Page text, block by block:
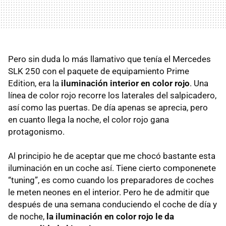
Pero sin duda lo más llamativo que tenía el Mercedes
SLK 250 con el paquete de equipamiento Prime
Edition, era la iluminación interior en color rojo. Una
línea de color rojo recorre los laterales del salpicadero,
así como las puertas. De día apenas se aprecia, pero
en cuanto llega la noche, el color rojo gana
protagonismo.
Al principio he de aceptar que me chocó bastante esta
iluminación en un coche así. Tiene cierto componenete
“tuning”, es como cuando los preparadores de coches
le meten neones en el interior. Pero he de admitir que
después de una semana conduciendo el coche de día y
de noche, la iluminación en color rojo le da